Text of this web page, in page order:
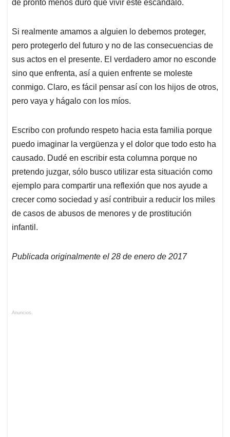
de pronto menos duro que vivir este escándalo.
Si realmente amamos a alguien lo debemos proteger,
pero protegerlo del futuro y no de las consecuencias de
sus actos en el presente. El verdadero amor no esconde
sino que enfrenta, así a quien enfrente se moleste
conmigo. Claro, es fácil pensar así con los hijos de otros,
pero vaya y hágalo con los míos.
Escribo con profundo respeto hacia esta familia porque
puedo imaginar la vergüenza y el dolor que todo esto ha
causado. Dudé en escribir esta columna porque no
pretendo juzgar, sólo busco utilizar esta situación como
ejemplo para compartir una reflexión que nos ayude a
crecer como sociedad y así contribuir a reducir los miles
de casos de abusos de menores y de prostitución
infantil.
Publicada originalmente el 28 de enero de 2017
Anuncios.